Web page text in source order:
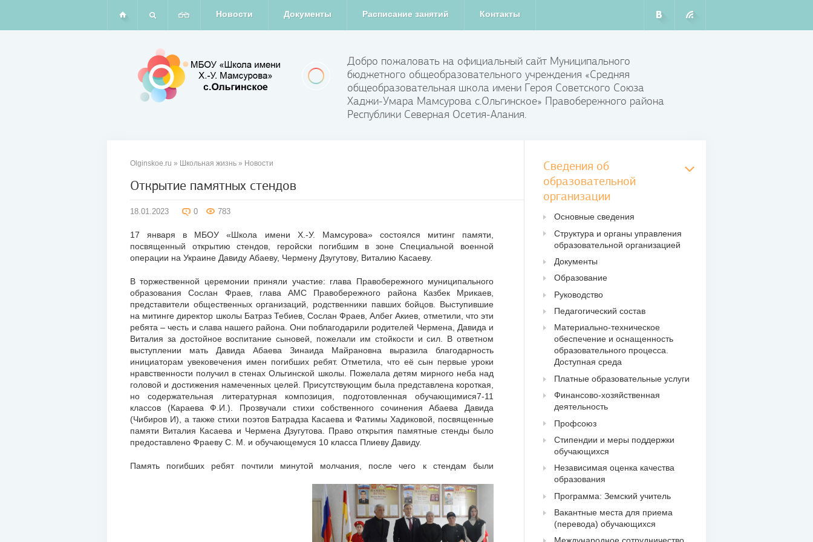
Новости Документы Расписание занятий Контакты
Добро пожаловать на официальный сайт Муниципального
бюджетного общеобразовательного учреждения «Средняя
общеобразовательная школа имени Героя Советского Союза
Хаджи-Умара Мамсурова с.Ольгинское» Правобережного района
Республики Северная Осетия-Алания.
Olginskoe.ru » Школьная жизнь » Новости
Открытие памятных стендов
18.01.2023 0 783
17 января в МБОУ «Школа имени Х.-У. Мамсурова» состоялся митинг памяти,
посвященный открытию стендов, геройски погибшим в зоне Специальной военной
операции на Украине Давиду Абаеву, Чермену Дзугутову, Виталию Касаеву.
В торжественной церемонии приняли участие: глава Правобережного муниципального
образования Сослан Фраев, глава АМС Правобережного района Казбек Мрикаев,
представители общественных организаций, родственники павших бойцов. Выступившие
на митинге директор школы Батраз Тебиев, Сослан Фраев, Албег Акиев, отметили, что эти
ребята – честь и слава нашего района. Они поблагодарили родителей Чермена, Давида и
Виталия за достойное воспитание сыновей, пожелали им стойкости и сил. В ответном
выступлении мать Давида Абаева Зинаида Майрановна выразила благодарность
инициаторам увековечения имен погибших ребят. Отметила, что её сын первые уроки
нравственности получил в стенах Ольгинской школы. Пожелала детям мирного неба над
головой и достижения намеченных целей. Присутствующим была представлена короткая,
но содержательная литературная композиция, подготовленная обучающимися7-11
классов (Караева Ф.И.). Прозвучали стихи собственного сочинения Абаева Давида
(Чибиров И), а также стихи поэтов Батрадза Касаева и Фатимы Хадиковой, посвященные
памяти Виталия Касаева и Чермена Дзугутова. Право открытия памятные стенды было
предоставлено Фраеву С. М. и обучающемуся 10 класса Плиеву Давиду.
Память погибших ребят почтили минутой молчания, после чего к стендам были
Сведения об
образовательной
организации
Основные сведения
Структура и органы управления
образовательной организацией
Документы
Образование
Руководство
Педагогический состав
Материально-техническое
обеспечение и оснащенность
образовательного процесса.
Доступная среда
Платные образовательные услуги
Финансово-хозяйственная
деятельность
Профсоюз
Стипендии и меры поддержки
обучающихся
Независимая оценка качества
образования
Программа: Земский учитель
Вакантные места для приема
(перевода) обучающихся